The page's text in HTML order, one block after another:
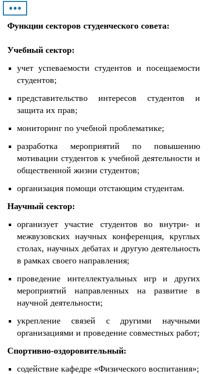
•••
Функции секторов студенческого совета:
Учебный сектор:
учет успеваемости студентов и посещаемости
студентов;
представительство интересов студентов и
защита их прав;
мониторинг по учебной проблематике;
разработка мероприятий по повышению
мотивации студентов к учебной деятельности и
общественной жизни студентов;
организация помощи отстающим студентам.
Научный сектор:
организует участие студентов во внутри- и
межвузовских научных конференция, круглых
столах, научных дебатах и другую деятельность
в рамках своего направления;
проведение интеллектуальных игр и других
мероприятий направленных на развитие в
научной деятельности;
укрепление связей с другими научными
организациями и проведение совместных работ;
Спортивно-оздоровительный:
содействие кафедре «Физического воспитания»;